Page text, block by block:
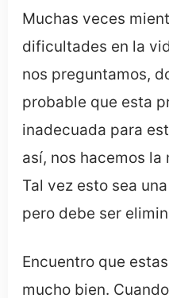
Muchas veces
dificultades en la
nos preguntamos,
probable que esta
inadecuada para
así, nos hacemos
Tal vez esto sea
pero debe ser
Encuentro que
mucho bien.